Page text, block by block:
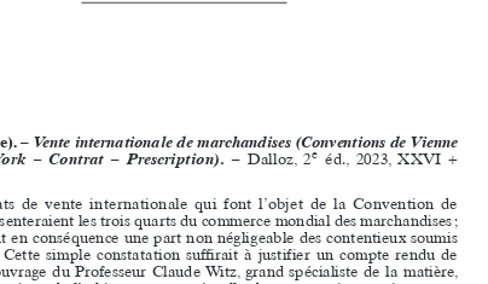



    
          
         
         
         
         
Witz (Claude). – Vente internationale de marchandises (Conventions de Vienne
et  de  New  York  –  Contrat  –  Prescription).  – Dalloz,  2 éd.,  2023, XXVI +
802 pages.
Les   contrats de   vente    internationale qui   font    l’objet de   la  Convention
de
Vienne représenteraient les  trois   quarts    du  commerce
mondial des   marchandises
;
ils  nourrissent en  conséquence une   part   non   négligeable des   contentieux soumis
à  l’arbitrage. Cette    simple constatation suffirait à  justifier un   compte rendu    de